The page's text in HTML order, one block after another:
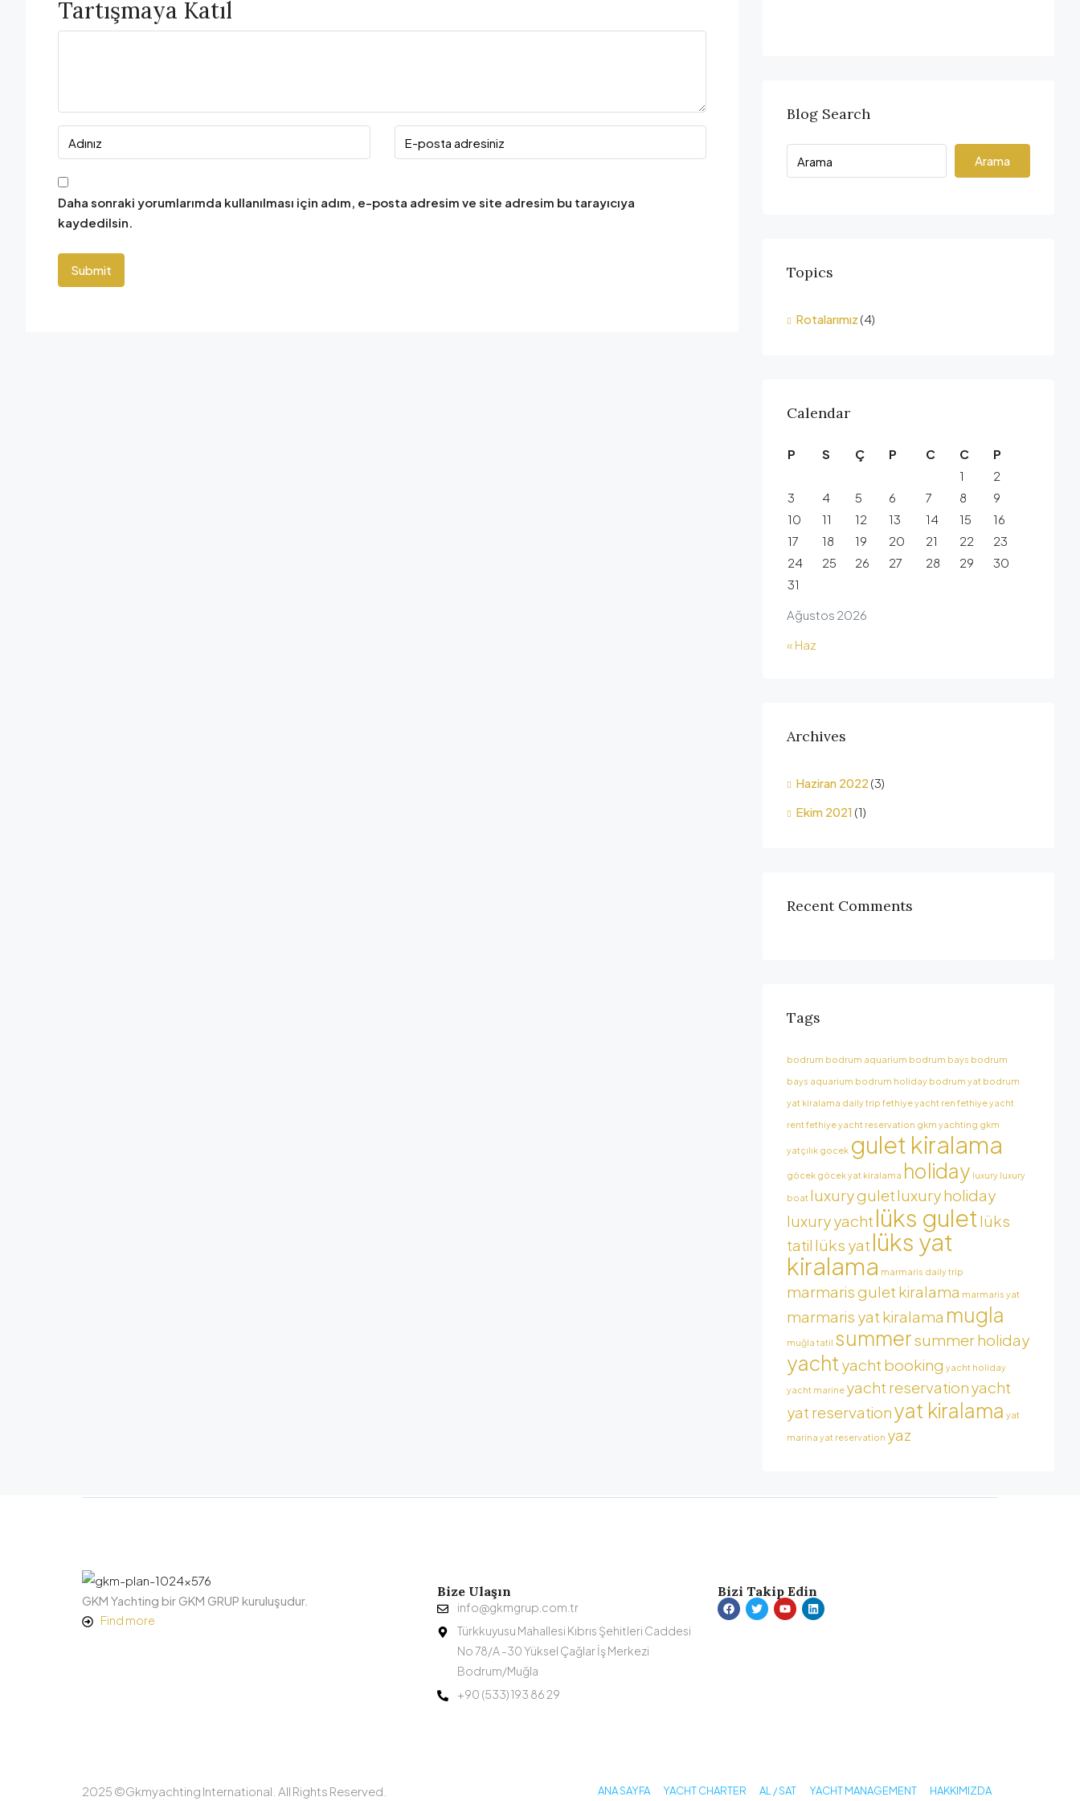
Tartışmaya Katıl
Daha sonraki yorumlarımda kullanılması için adım, e-posta adresim ve site adresim bu tarayıcıya
kaydedilsin.
Blog Search
Arama
Topics
Rotalarımız (4)
Calendar
Ağustos 2026
P S Ç P C C
P
1
2
3
4 5 6 7 8
9
10
11 12 13 14 15
16
17
18 19 20 21 22
23
24
25 26 27 28 29
30
31
« Haz
Archives
Haziran 2022 (3)
Ekim 2021 (1)
Recent Comments
Tags
bodrum bodrum aquarium bodrum bays bodrum
bays aquarium bodrum holiday bodrum yat bodrum
yat kiralama daily trip fethiye yacht ren fethiye yacht
rent fethiye yacht reservation gkm yachting gkm
yatçılık gocek gulet kiralama
göcek göcek yat kiralama holiday luxury luxury
boat luxury guletluxury holiday
luxury yacht lüks guletlüks
tatil lüks yat lüks yat
kiralama marmaris daily trip
marmaris gulet kiralama marmaris yat
marmaris yat kiralama mugla
muğla tatil summersummer holiday
yacht yacht booking yacht holiday
yacht marine yacht reservationyacht
yat reservationyat kiralama yat
marina yat reservation yaz
GKM Yachting bir GKM GRUP kuruluşudur.
Find more
Bize Ulaşın
info@gkmgrup.com.tr
Türkkuyusu Mahallesi Kıbrıs Şehitleri Caddesi
No 78/A -30 Yüksel Çağlar İş Merkezi
Bodrum/Muğla
+90 (533) 193 86 29
Bizi Takip Edin
2025 ©Gkmyachting International. All Rights Reserved. ANA SAYFA YACHT CHARTER AL / SAT YACHT MANAGEMENT HAKKIMIZDA